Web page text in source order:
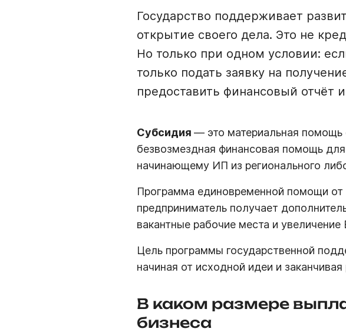
Государство поддерживает
открытие своего дела. Это не
Но только при одном условии:
только подать заявку на
предоставить финансовый отчёт
Субсидия — это материальная помощь
безвозмездная финансовая помощь
начинающему ИП из регионального
Программа единовременной помощи от
предприниматель получает
вакантные рабочие места и увеличение
Цель программы государственной
начиная от исходной идеи и
В каком размере
бизнеса